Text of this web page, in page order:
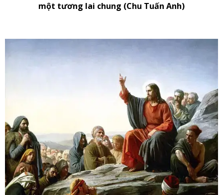
một tương lai chung (Chu Tuấn Anh)